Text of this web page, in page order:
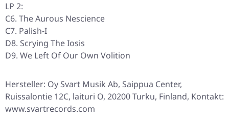
LP 2:
C6. The Aurous Nescience
C7. Palish-I
D8. Scrying The Iosis
D9. We Left Of Our Own Volition
Hersteller: Oy Svart Musik Ab, Saippua Center,
Ruissalontie 12C, laituri O, 20200 Turku, Finland, Kontakt:
www.svartrecords.com